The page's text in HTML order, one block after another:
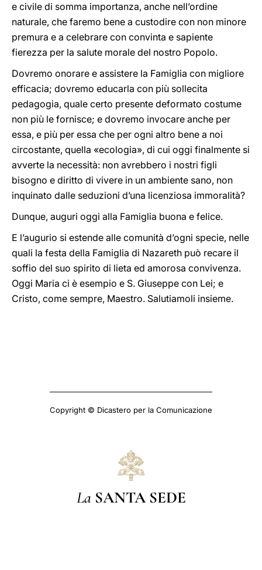
e civile di somma importanza, anche nell’ordine
naturale, che faremo bene a custodire con non minore
premura e a celebrare con convinta e sapiente
fierezza per la salute morale del nostro Popolo.
Dovremo onorare e assistere la Famiglia con migliore
efficacia; dovremo educarla con più sollecita
pedagogia, quale certo presente deformato costume
non più le fornisce; e dovremo invocare anche per
essa, e più per essa che per ogni altro bene a noi
circostante, quella «ecologia», di cui oggi finalmente si
avverte la necessità: non avrebbero i nostri figli
bisogno e diritto di vivere in un ambiente sano, non
inquinato dalle seduzioni d’una licenziosa immoralità?
Dunque, auguri oggi alla Famiglia buona e felice.
E l’augurio si estende alle comunità d’ogni specie, nelle
quali la festa della Famiglia di Nazareth può recare il
soffio del suo spirito di lieta ed amorosa convivenza.
Oggi Maria ci è esempio e S. Giuseppe con Lei; e
Cristo, come sempre, Maestro. Salutiamoli insieme.
Copyright © Dicastero per la Comunicazione
La SANTA SEDE